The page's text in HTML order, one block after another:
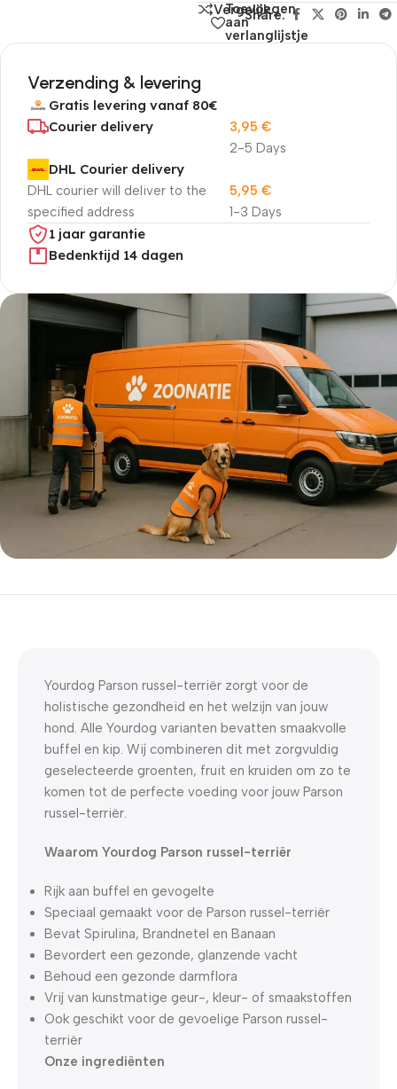
Vergelijk
Toevoegen
aan
verlanglijstje
Share:
Verzending & levering
Gratis levering vanaf 80€
Courier delivery
2-5 Days
3,95 €
DHL Courier delivery
DHL courier will deliver to the
specified address
1-3 Days
5,95 €
1 jaar garantie
Bedenktijd 14 dagen
5% korting met code
Yourdog Parson russel-terriër zorgt voor de
holistische gezondheid en het welzijn van jouw
hond. Alle Yourdog varianten bevatten smaakvolle
buffel en kip. Wij combineren dit met zorgvuldig
geselecteerde groenten, fruit en kruiden om zo te
komen tot de perfecte voeding voor jouw Parson
russel-terriër.
Waarom Yourdog Parson russel-terriër
Rijk aan buffel en gevogelte
Speciaal gemaakt voor de Parson russel-terriër
Bevat Spirulina, Brandnetel en Banaan
Bevordert een gezonde, glanzende vacht
Behoud een gezonde darmflora
Vrij van kunstmatige geur-, kleur- of smaakstoffen
Ook geschikt voor de gevoelige Parson russel-
terriër
Onze ingrediënten